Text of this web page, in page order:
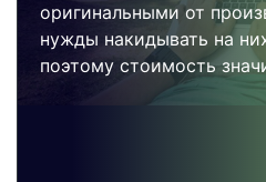
оригинальными от
нужды накидывать на
поэтому стоимость